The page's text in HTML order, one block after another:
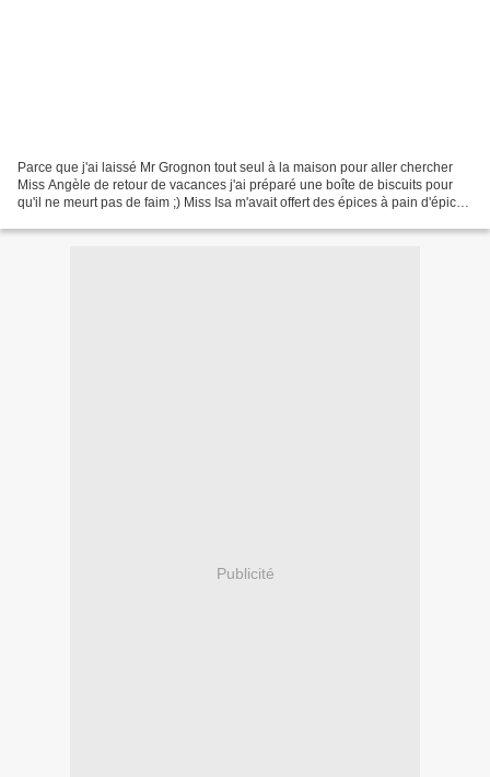
Parce que j'ai laissé Mr Grognon tout seul à la maison pour aller chercher
Miss Angèle de retour de vacances j'ai préparé une boîte de biscuits pour
qu'il ne meurt pas de faim ;) Miss Isa m'avait offert des épices à pain d'épice
Publicité